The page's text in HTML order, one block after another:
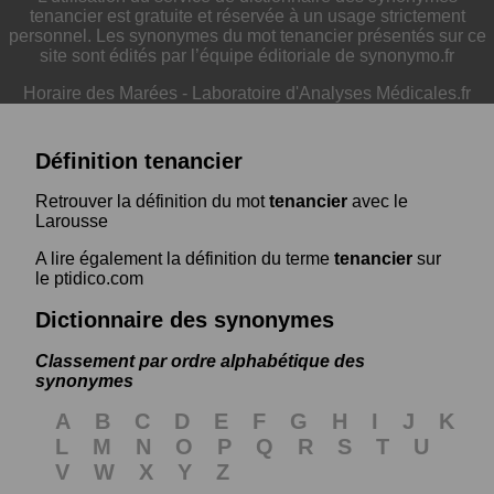
tenancier est gratuite et réservée à un usage strictement
personnel. Les synonymes du mot tenancier présentés sur ce
site sont édités par l’équipe éditoriale de synonymo.fr
Horaire des Marées - Laboratoire d'Analyses Médicales.fr
Définition tenancier
Retrouver la définition du mottenancier avec le
Larousse
A lire également la définition du terme tenancier sur
le ptidico.com
Dictionnaire des synonymes
Classement par ordre alphabétique des
synonymes
A B C D E F G H I J
K
L
M N O P Q R S T
U
V
W X Y Z